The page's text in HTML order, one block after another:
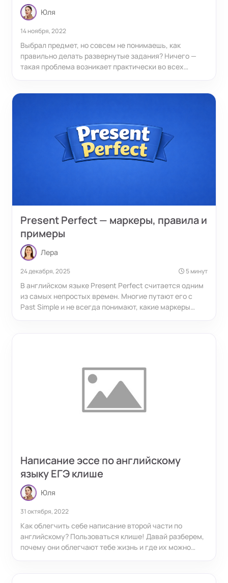
Юля
14 ноября, 2022
Выбрал предмет, но совсем не понимаешь, как
правильно делать развернутые задания? Ничего —
такая проблема возникает практически во всех
Present Perfect — маркеры, правила и
примеры
Лера
24 декабря, 2025 5 минут
В английском языке Present Perfect считается одним
из самых непростых времен. Многие путают его с
Past Simple и не всегда понимают, какие маркеры
Написание эссе по английскому
языку ЕГЭ клише
Юля
31 октября, 2022
Как облегчить себе написание второй части по
английскому? Пользоваться клише! Давай разберем,
почему они облегчают тебе жизнь и где их можно